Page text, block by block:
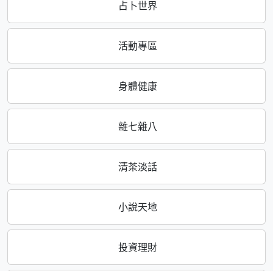
占卜世界
活動專區
身體健康
雜七雜八
清茶淡話
小說天地
投資理財